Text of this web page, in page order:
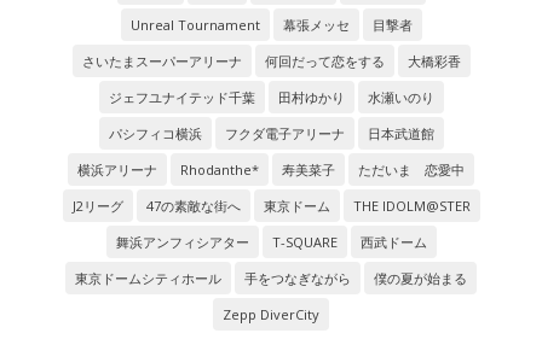
Unreal Tournament
幕張メッセ
目撃者
さいたまスーパーアリーナ
何回だって恋をする
大橋彩香
ジェフユナイテッド千葉
田村ゆかり
水瀬いのり
パシフィコ横浜
フクダ電子アリーナ
日本武道館
横浜アリーナ
Rhodanthe* 寿美菜子
ただいま 恋愛中
J2リーグ
47の素敵な街へ 東京ドーム
THE IDOLM@STER
舞浜アンフィシアター
T-SQUARE
西武ドーム
東京ドームシティホール
手をつなぎながら
僕の夏が始まる
Zepp DiverCity